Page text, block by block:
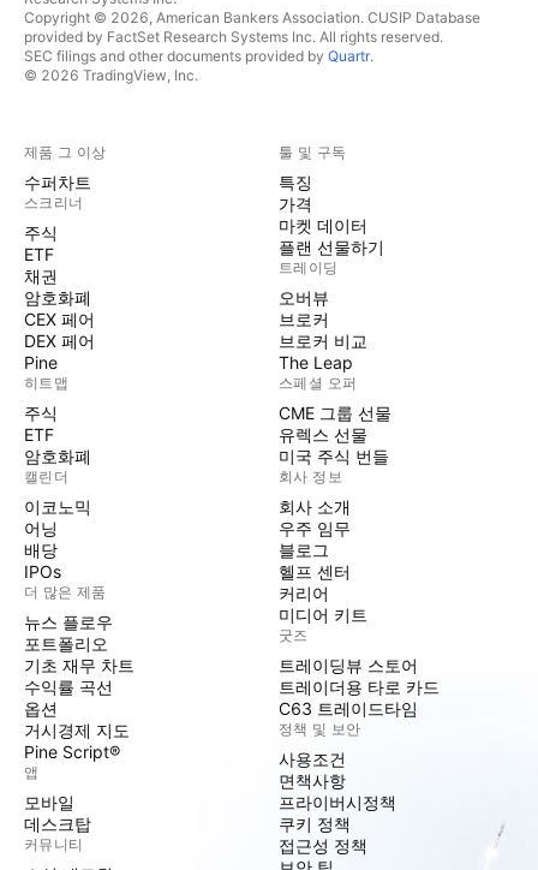
Copyright © 2026, American Bankers Association. CUSIP Database
provided by FactSet Research Systems Inc. All rights reserved.
SEC filings and other documents provided by Quartr.
© 2026 TradingView, Inc.
제품 그 이상
수퍼차트
스크리너
주식
ETF
채권
암호화폐
CEX 페어
DEX 페어
Pine
히트맵
주식
ETF
암호화폐
캘린더
이코노믹
어닝
배당
IPOs
더 많은 제품
뉴스 플로우
포트폴리오
기초 재무 차트
수익률 곡선
옵션
거시경제 지도
Pine Script®
앱
모바일
데스크탑
커뮤니티
툴 및 구독
특징
가격
마켓 데이터
플랜 선물하기
트레이딩
오버뷰
브로커
브로커 비교
The Leap
스페셜 오퍼
CME 그룹 선물
유렉스 선물
미국 주식 번들
회사 정보
회사 소개
우주 임무
블로그
헬프 센터
커리어
미디어 키트
굿즈
트레이딩뷰 스토어
트레이더용 타로 카드
C63 트레이드타임
정책 및 보안
사용조건
면책사항
프라이버시정책
쿠키 정책
접근성 정책